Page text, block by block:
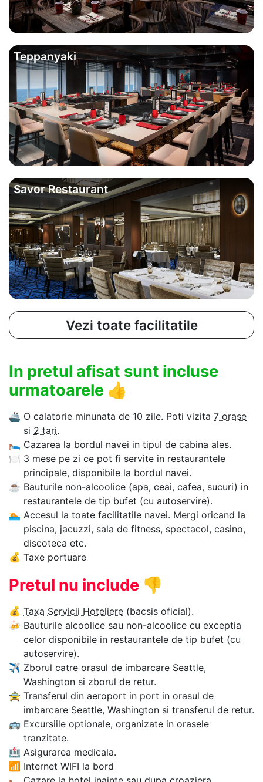
Teppanyaki
Savor Restaurant
Vezi toate facilitatile
In pretul afisat sunt incluse
urmatoarele 👍
🚢 O calatorie minunata de 10 zile. Poti vizita 7 orase
si 2 tari.
🛌 Cazarea la bordul navei in tipul de cabina ales.
🍽 3 mese pe zi ce pot fi servite in restaurantele
principale, disponibile la bordul navei.
☕ Bauturile non-alcoolice (apa, ceai, cafea, sucuri) in
restaurantele de tip bufet (cu autoservire).
🏊‍ Accesul la toate facilitatile navei. Mergi oricand la
piscina, jacuzzi, sala de fitness, spectacol, casino,
discoteca etc.
💰 Taxe portuare
Pretul nu include 👎
💰 Taxa Servicii Hoteliere (bacsis oficial).
🍻 Bauturile alcoolice sau non-alcoolice cu exceptia
celor disponibile in restaurantele de tip bufet (cu
autoservire).
✈ Zborul catre orasul de imbarcare Seattle,
Washington si zborul de retur.
🚖 Transferul din aeroport in port in orasul de
imbarcare Seattle, Washington si transferul de retur.
🚌 Excursiile optionale, organizate in orasele
tranzitate.
🏥 Asigurarea medicala.
📶 Internet WIFI la bord